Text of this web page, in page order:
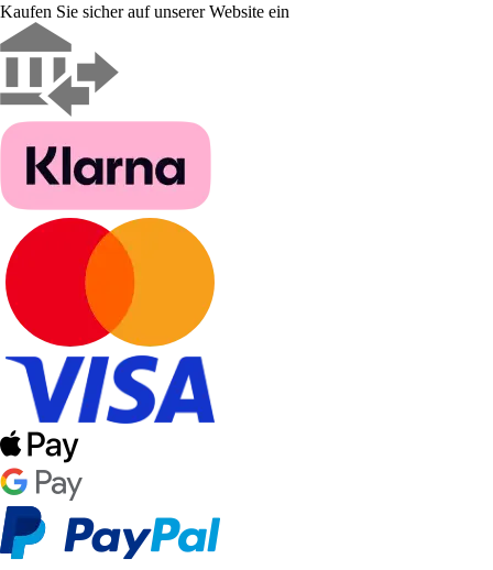
Kaufen Sie sicher auf unserer Website ein